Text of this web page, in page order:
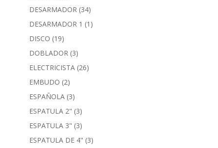
DESARMADOR (34)
DESARMADOR 1 (1)
DISCO (19)
DOBLADOR (3)
ELECTRICISTA (26)
EMBUDO (2)
ESPAÑOLA (3)
ESPATULA 2" (3)
ESPATULA 3" (3)
ESPATULA DE 4" (3)